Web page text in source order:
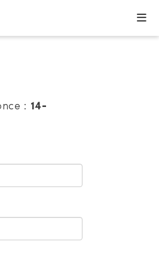
: 14-